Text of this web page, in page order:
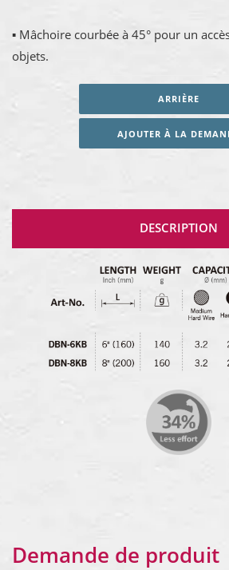
▪ Mâchoire courbée à 45° pour un
objets.
ARRIÈRE
AJOUTER À LA
DESCRIPTION
Demande de produit